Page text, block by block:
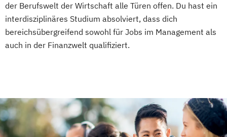
der Berufswelt der Wirtschaft alle Türen offen. Du hast ein
interdisziplinäres Studium absolviert, dass dich
bereichsübergreifend sowohl für Jobs im Management als
auch in der Finanzwelt qualifiziert.